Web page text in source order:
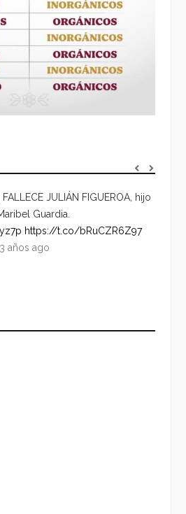
| FALLECE JULIÁN FIGUEROA, hijo
Guardia.
https://t.co/bRuCZR6Z97
3 años ago